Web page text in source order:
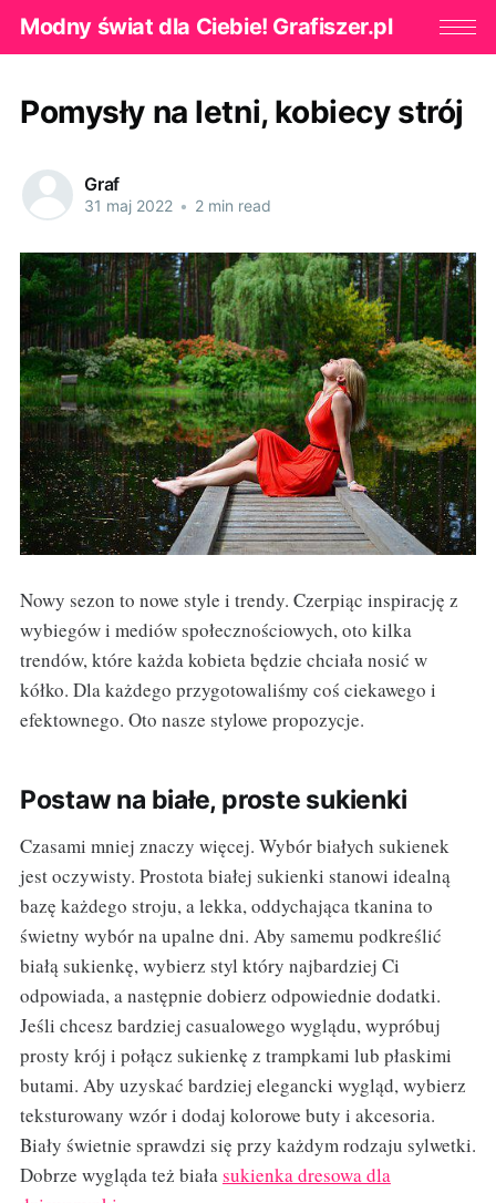
Modny świat dla Ciebie! Grafiszer.pl
Pomysły na letni, kobiecy strój
Graf
31 maj 2022 • 2 min read
Nowy sezon to nowe style i trendy. Czerpiąc inspirację z
wybiegów i mediów społecznościowych, oto kilka
trendów, które każda kobieta będzie chciała nosić w
kółko. Dla każdego przygotowaliśmy coś ciekawego i
efektownego. Oto nasze stylowe propozycje.
Postaw na białe, proste sukienki
Czasami mniej znaczy więcej. Wybór białych sukienek
jest oczywisty. Prostota białej sukienki stanowi idealną
bazę każdego stroju, a lekka, oddychająca tkanina to
świetny wybór na upalne dni. Aby samemu podkreślić
białą sukienkę, wybierz styl który najbardziej Ci
odpowiada, a następnie dobierz odpowiednie dodatki.
Jeśli chcesz bardziej casualowego wyglądu, wypróbuj
prosty krój i połącz sukienkę z trampkami lub płaskimi
butami. Aby uzyskać bardziej elegancki wygląd, wybierz
teksturowany wzór i dodaj kolorowe buty i akcesoria.
Biały świetnie sprawdzi się przy każdym rodzaju sylwetki.
Dobrze wygląda też białasukienka dresowa dla